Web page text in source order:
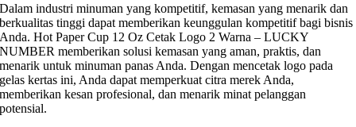
Dalam industri minuman yang kompetitif, kemasan yang menarik dan
berkualitas tinggi dapat memberikan keunggulan kompetitif bagi bisnis
Anda. Hot Paper Cup 12 Oz Cetak Logo 2 Warna – LUCKY
NUMBER memberikan solusi kemasan yang aman, praktis, dan
menarik untuk minuman panas Anda. Dengan mencetak logo pada
gelas kertas ini, Anda dapat memperkuat citra merek Anda,
memberikan kesan profesional, dan menarik minat pelanggan
potensial.